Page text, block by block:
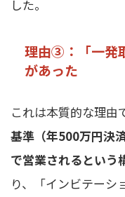
した。
理由③：「一発
があった
これは本質的な理由
基準（年500万円決
で営業されるという
り、「インビテーシ